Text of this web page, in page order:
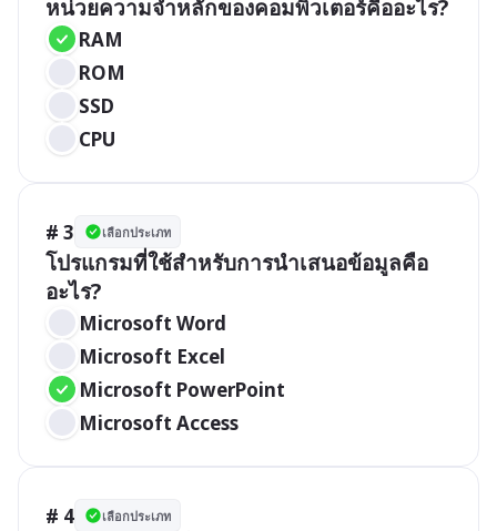
หน่วยความจำหลักของคอมพิวเตอร์คืออะไร?
RAM
ROM
SSD
CPU
# 3 เลือกประเภท
โปรแกรมที่ใช้สำหรับการนำเสนอข้อมูลคือ
อะไร?
Microsoft Word
Microsoft Excel
Microsoft PowerPoint
Microsoft Access
# 4 เลือกประเภท